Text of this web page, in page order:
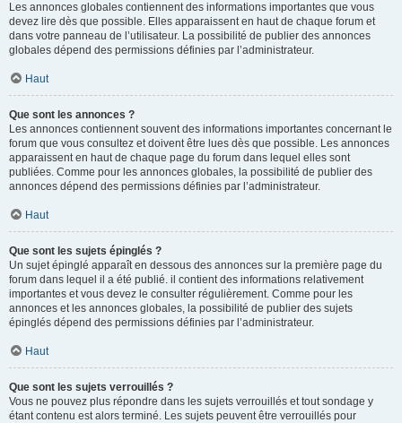
Les annonces globales contiennent des informations importantes que vous
devez lire dès que possible. Elles apparaissent en haut de chaque forum et
dans votre panneau de l’utilisateur. La possibilité de publier des annonces
globales dépend des permissions définies par l’administrateur.
Haut
Que sont les annonces ?
Les annonces contiennent souvent des informations importantes concernant le
forum que vous consultez et doivent être lues dès que possible. Les annonces
apparaissent en haut de chaque page du forum dans lequel elles sont
publiées. Comme pour les annonces globales, la possibilité de publier des
annonces dépend des permissions définies par l’administrateur.
Haut
Que sont les sujets épinglés ?
Un sujet épinglé apparaît en dessous des annonces sur la première page du
forum dans lequel il a été publié. il contient des informations relativement
importantes et vous devez le consulter régulièrement. Comme pour les
annonces et les annonces globales, la possibilité de publier des sujets
épinglés dépend des permissions définies par l’administrateur.
Haut
Que sont les sujets verrouillés ?
Vous ne pouvez plus répondre dans les sujets verrouillés et tout sondage y
étant contenu est alors terminé. Les sujets peuvent être verrouillés pour